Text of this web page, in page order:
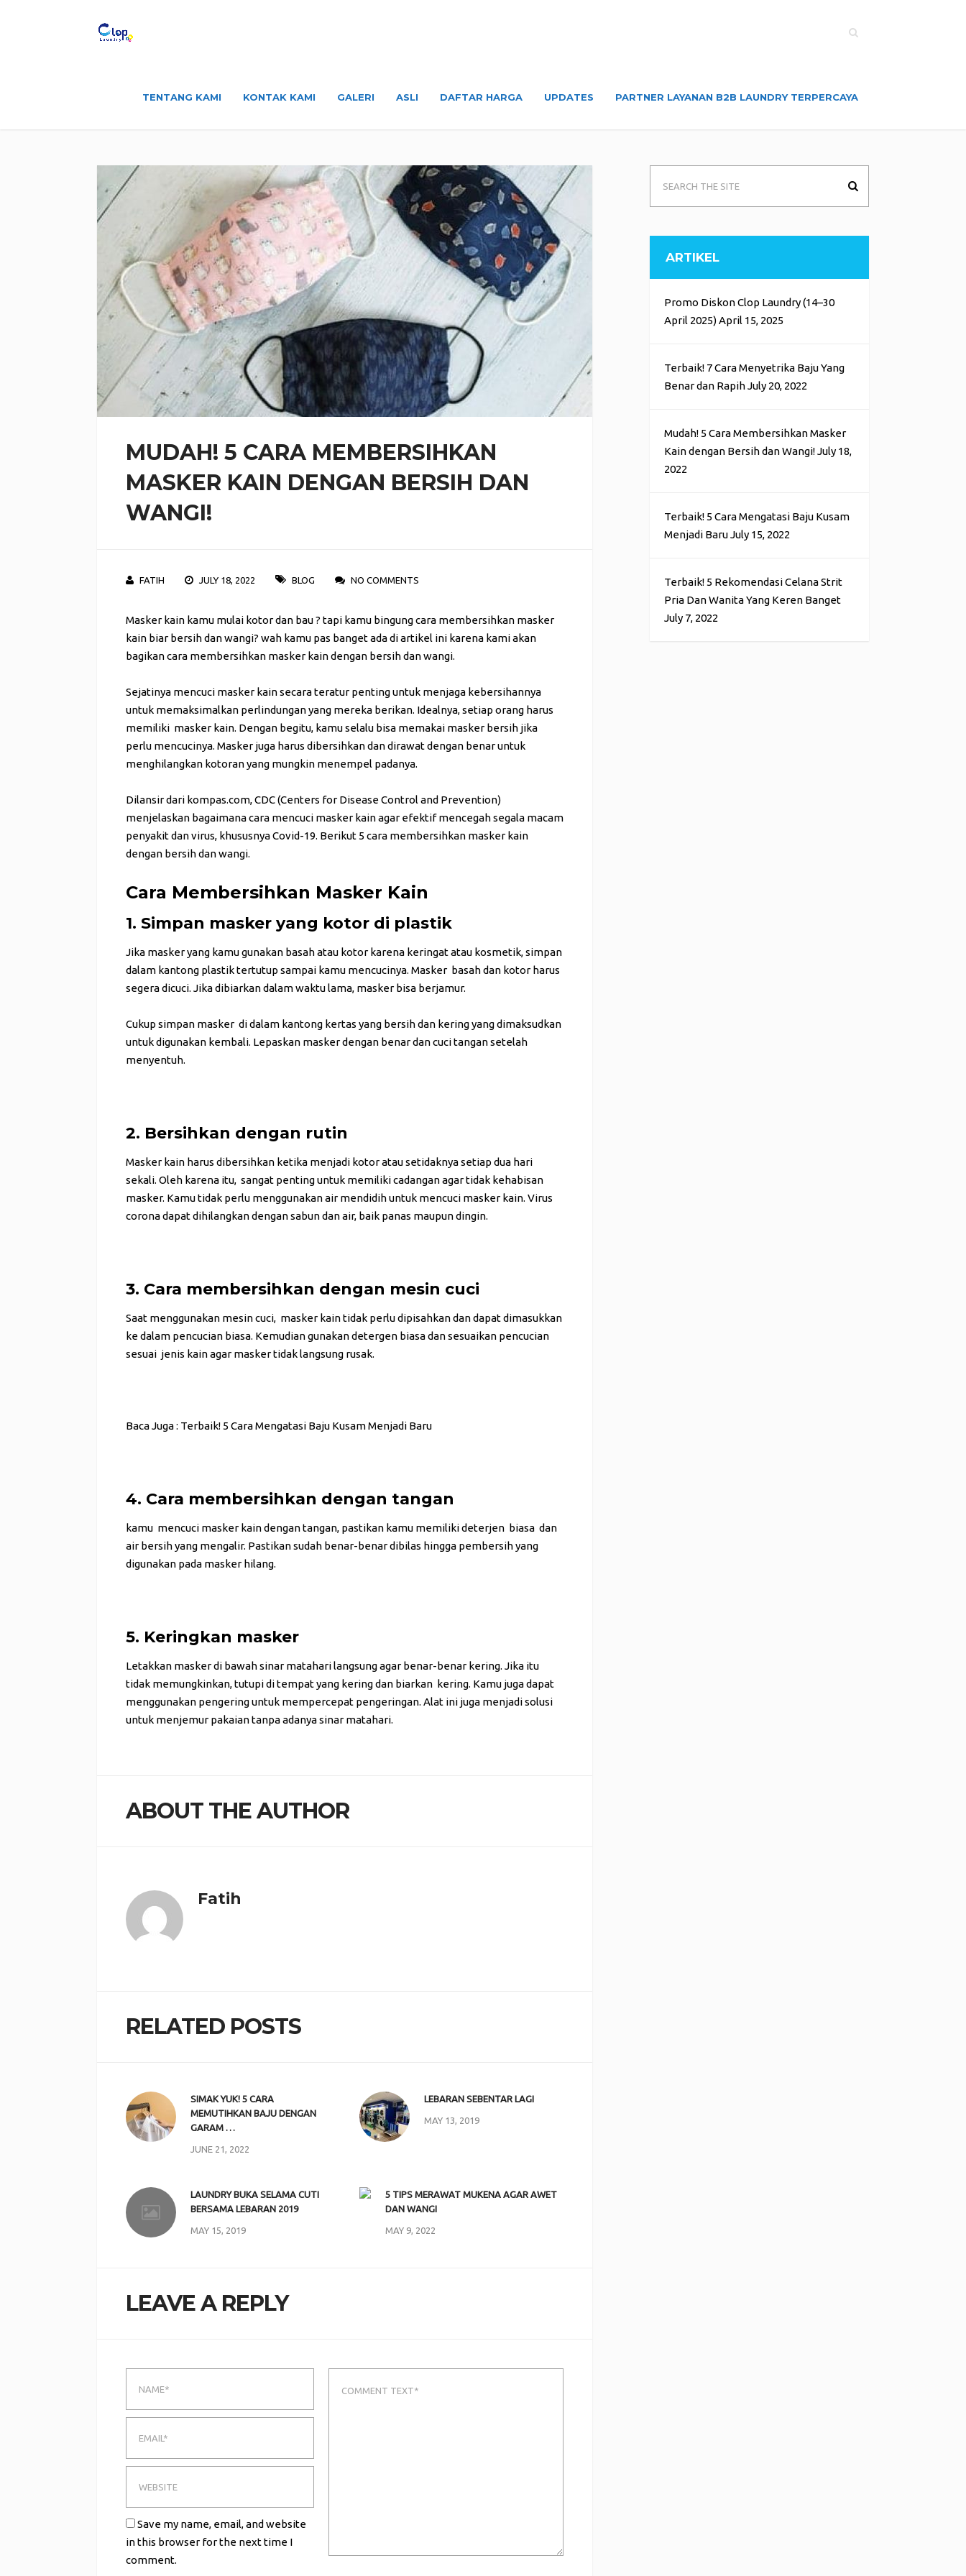
TENTANG KAMI KONTAK KAMI GALERI ASLI DAFTAR HARGA UPDATES PARTNER LAYANAN B2B LAUNDRY TERPERCAYA
MUDAH! 5 CARA MEMBERSIHKAN
MASKER KAIN DENGAN BERSIH DAN
WANGI!
FATIH JULY 18, 2022 BLOG NO COMMENTS
Masker kain kamu mulai kotor dan bau ? tapi kamu bingung cara membersihkan masker
kain biar bersih dan wangi? wah kamu pas banget ada di artikel ini karena kami akan
bagikan cara membersihkan masker kain dengan bersih dan wangi.
Sejatinya mencuci masker kain secara teratur penting untuk menjaga kebersihannya
untuk memaksimalkan perlindungan yang mereka berikan. Idealnya, setiap orang harus
memiliki masker kain. Dengan begitu, kamu selalu bisa memakai masker bersih jika
perlu mencucinya. Masker juga harus dibersihkan dan dirawat dengan benar untuk
menghilangkan kotoran yang mungkin menempel padanya.
Dilansir dari kompas.com, CDC (Centers for Disease Control and Prevention)
menjelaskan bagaimana cara mencuci masker kain agar efektif mencegah segala macam
penyakit dan virus, khususnya Covid-19. Berikut 5 cara membersihkan masker kain
dengan bersih dan wangi.
Cara Membersihkan Masker Kain
1. Simpan masker yang kotor di plastik
Jika masker yang kamu gunakan basah atau kotor karena keringat atau kosmetik, simpan
dalam kantong plastik tertutup sampai kamu mencucinya. Masker basah dan kotor harus
segera dicuci. Jika dibiarkan dalam waktu lama, masker bisa berjamur.
Cukup simpan masker di dalam kantong kertas yang bersih dan kering yang dimaksudkan
untuk digunakan kembali. Lepaskan masker dengan benar dan cuci tangan setelah
menyentuh.
2. Bersihkan dengan rutin
Masker kain harus dibersihkan ketika menjadi kotor atau setidaknya setiap dua hari
sekali. Oleh karena itu, sangat penting untuk memiliki cadangan agar tidak kehabisan
masker. Kamu tidak perlu menggunakan air mendidih untuk mencuci masker kain. Virus
corona dapat dihilangkan dengan sabun dan air, baik panas maupun dingin.
3. Cara membersihkan dengan mesin cuci
Saat menggunakan mesin cuci, masker kain tidak perlu dipisahkan dan dapat dimasukkan
ke dalam pencucian biasa. Kemudian gunakan detergen biasa dan sesuaikan pencucian
sesuai jenis kain agar masker tidak langsung rusak.
Baca Juga : Terbaik! 5 Cara Mengatasi Baju Kusam Menjadi Baru
4. Cara membersihkan dengan tangan
kamu mencuci masker kain dengan tangan, pastikan kamu memiliki deterjen biasa dan
air bersih yang mengalir. Pastikan sudah benar-benar dibilas hingga pembersih yang
digunakan pada masker hilang.
5. Keringkan masker
Letakkan masker di bawah sinar matahari langsung agar benar-benar kering. Jika itu
tidak memungkinkan, tutupi di tempat yang kering dan biarkan kering. Kamu juga dapat
menggunakan pengering untuk mempercepat pengeringan. Alat ini juga menjadi solusi
untuk menjemur pakaian tanpa adanya sinar matahari.
ABOUT THE AUTHOR
Fatih
RELATED POSTS
SIMAK YUK! 5 CARA
MEMUTIHKAN BAJU DENGAN
GARAM …
JUNE 21, 2022
LEBARAN SEBENTAR LAGI
MAY 13, 2019
LAUNDRY BUKA SELAMA CUTI
BERSAMA LEBARAN 2019
MAY 15, 2019
5 TIPS MERAWAT MUKENA AGAR AWET
DAN WANGI
MAY 9, 2022
LEAVE A REPLY
Save my name, email, and website
in this browser for the next time I
comment.
ARTIKEL
Promo Diskon Clop Laundry (14–30
April 2025)April 15, 2025
Terbaik! 7 Cara Menyetrika Baju Yang
Benar dan RapihJuly 20, 2022
Mudah! 5 Cara Membersihkan Masker
Kain dengan Bersih dan Wangi!July 18,
2022
Terbaik! 5 Cara Mengatasi Baju Kusam
Menjadi BaruJuly 15, 2022
Terbaik! 5 Rekomendasi Celana Strit
Pria Dan Wanita Yang Keren Banget
July 7, 2022